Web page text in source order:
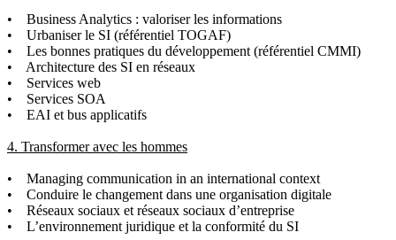
• Business Analytics : valoriser les informations
• Urbaniser le SI (référentiel TOGAF)
• Les bonnes pratiques du développement (référentiel CMMI)
• Architecture des SI en réseaux
• Services web
• Services SOA
• EAI et bus applicatifs
4. Transformer avec les hommes
• Managing communication in an international context
• Conduire le changement dans une organisation digitale
• Réseaux sociaux et réseaux sociaux d’entreprise
• L’environnement juridique et la conformité du SI